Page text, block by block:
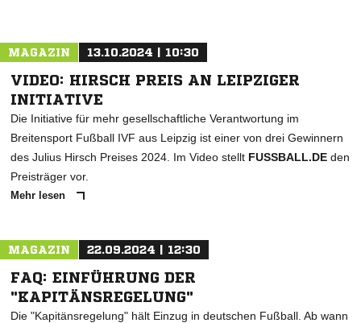
MAGAZIN 13.10.2024 | 10:30
VIDEO: HIRSCH PREIS AN LEIPZIGER
INITIATIVE
Die Initiative für mehr gesellschaftliche Verantwortung im
Breitensport Fußball IVF aus Leipzig ist einer von drei Gewinnern
des Julius Hirsch Preises 2024. Im Video stellt FUSSBALL.DE den
Preisträger vor.
Mehr lesen
MAGAZIN 22.09.2024 | 12:30
FAQ: EINFÜHRUNG DER
"KAPITÄNSREGELUNG"
Die "Kapitänsregelung" hält Einzug in deutschen Fußball. Ab wann